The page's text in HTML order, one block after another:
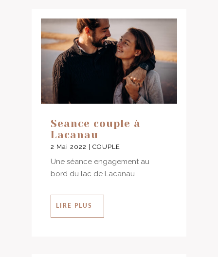
Seance couple à
Lacanau
2 Mai 2022 COUPLE
Une séance engagement au
bord du lac de Lacanau
LIRE PLUS